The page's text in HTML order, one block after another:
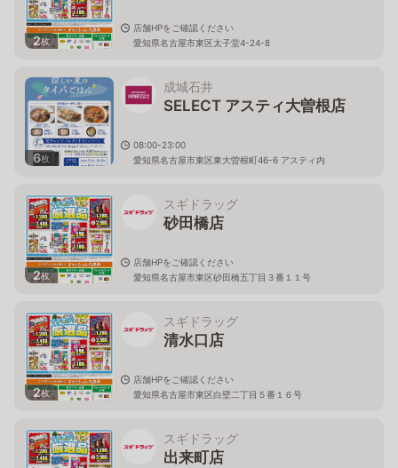
2枚
店舗HPをご確認ください
愛知県名古屋市東区太子堂4-24-8
6枚
成城石井
SELECT アスティ大曽根店
08:00-23:00
愛知県名古屋市東区東大曽根町46-6 アスティ内
2枚
スギドラッグ
砂田橋店
店舗HPをご確認ください
愛知県名古屋市東区砂田橋五丁目３番１１号
2枚
スギドラッグ
清水口店
店舗HPをご確認ください
愛知県名古屋市東区白壁二丁目５番１６号
スギドラッグ
出来町店